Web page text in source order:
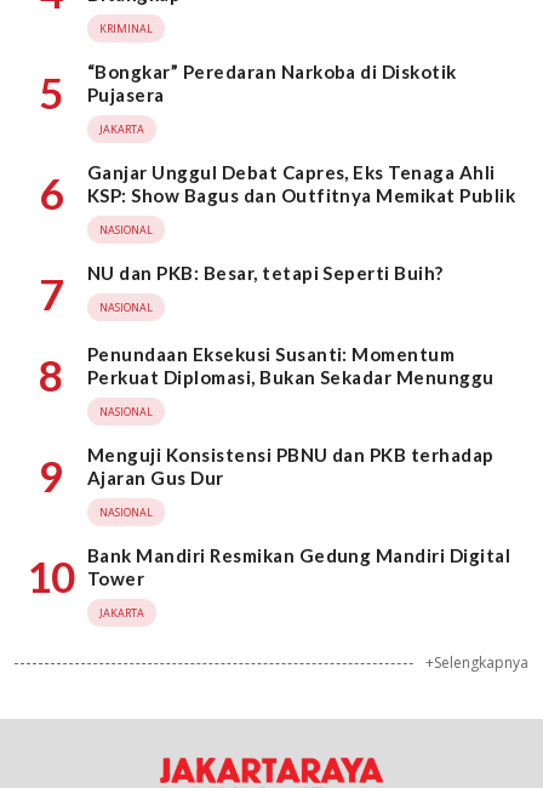
KRIMINAL
5
“Bongkar” Peredaran Narkoba di Diskotik
Pujasera
JAKARTA
6
Ganjar Unggul Debat Capres, Eks Tenaga Ahli
KSP: Show Bagus dan Outfitnya Memikat Publik
NASIONAL
7 NU dan PKB: Besar, tetapi Seperti Buih?
NASIONAL
8
Penundaan Eksekusi Susanti: Momentum
Perkuat Diplomasi, Bukan Sekadar Menunggu
NASIONAL
9
Menguji Konsistensi PBNU dan PKB terhadap
Ajaran Gus Dur
NASIONAL
10
Bank Mandiri Resmikan Gedung Mandiri Digital
Tower
JAKARTA
+Selengkapnya